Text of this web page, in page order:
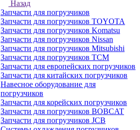
Назад
Запчасти для погрузчиков
Запчасти для погрузчиков TOYOTA
Запчасти для погрузчиков Komatsu
Запчасти для погрузчиков Nissan
Запчасти для погрузчиков Mitsubishi
Запчасти для погрузчиков TCM
Запчасти для европейских погрузчиков
Запчасти для китайских погрузчиков
Навесное оборудование для
погрузчиков
Запчасти для корейских погрузчиков
Запчасти для погрузчиков BOBCAT
Запчасти для погрузчиков JCB